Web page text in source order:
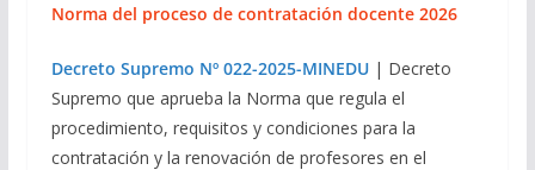
Norma del proceso de contratación docente 2026
Decreto Supremo Nº 022-2025-MINEDU | Decreto
Supremo que aprueba la Norma que regula el
procedimiento, requisitos y condiciones para la
contratación y la renovación de profesores en el